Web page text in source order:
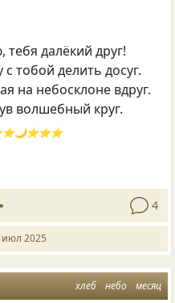
далёкий друг!
тобой делить досуг.
на небосклоне вдруг.
волшебный круг.
4
июл 2025
хлеб небо месяц